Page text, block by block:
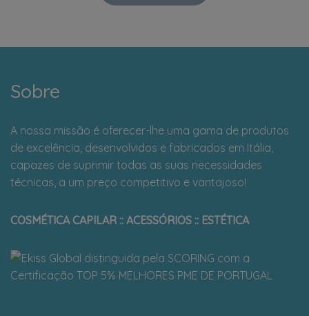
Sobre
A nossa missão é oferecer-lhe uma gama de produtos
de excelência, desenvolvidos e fabricados em Itália,
capazes de suprimir todas as suas necessidades
técnicas, a um preço competitivo e vantajoso!
COSMÉTICA CAPILAR :: ACESSÓRIOS :: ESTÉTICA